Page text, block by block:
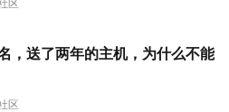
区
，送了两年的主机，为什么不能